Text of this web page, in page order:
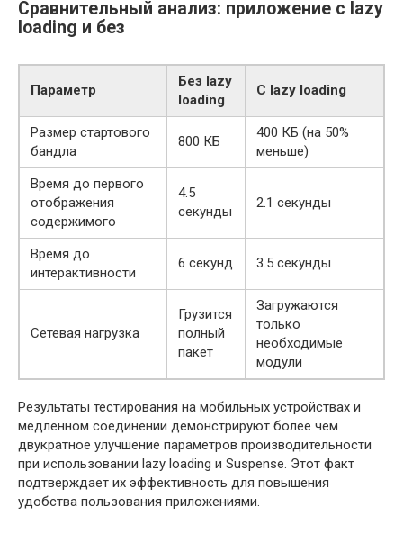
Сравнительный анализ: приложение с lazy
loading и без
Параметр
Без lazy
loading
С lazy loading
Размер стартового
бандла
800 КБ
400 КБ (на 50%
меньше)
Время до первого
отображения
содержимого
4.5
секунды
2.1 секунды
Время до
интерактивности
6 секунд 3.5 секунды
Сетевая нагрузка
Грузится
полный
пакет
Загружаются
только
необходимые
модули
Результаты тестирования на мобильных устройствах и
медленном соединении демонстрируют более чем
двукратное улучшение параметров производительности
при использовании lazy loading и Suspense. Этот факт
подтверждает их эффективность для повышения
удобства пользования приложениями.